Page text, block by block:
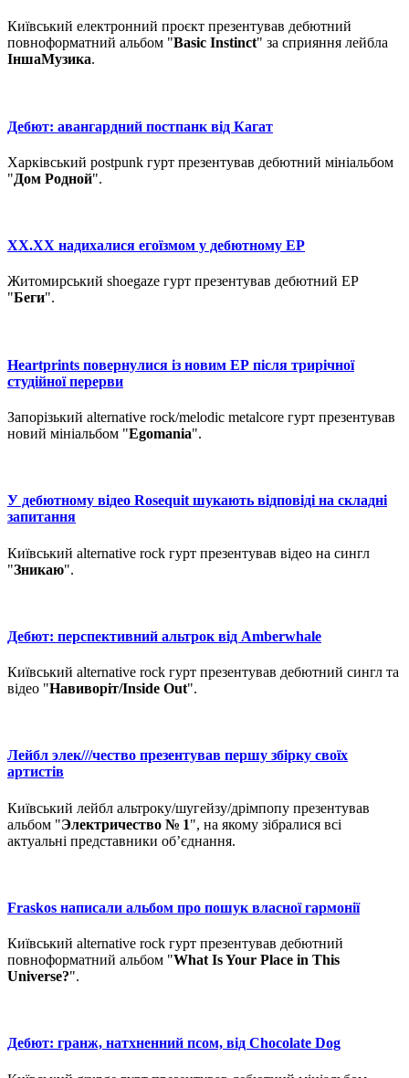
Київський електронний проєкт презентував дебютний
повноформатний альбом "Basic Instinct" за сприяння лейбла
ІншаМузика.
Дебют: авангардний постпанк від Кагат
Харківський postpunk гурт презентував дебютний мініальбом
"Дом Родной".
XX.XX надихалися егоїзмом у дебютному ЕР
Житомирський shoegaze гурт презентував дебютний ЕР
"Беги".
Heartprints повернулися із новим ЕР після трирічної
студійної перерви
Запорізький alternative rock/melodic metalcore гурт презентував
новий мініальбом "Egomania".
У дебютному відео Rosequit шукають відповіді на складні
запитання
Київський alternative rock гурт презентував відео на сингл
"Зникаю".
Дебют: перспективний альтрок від Amberwhale
Київський alternative rock гурт презентував дебютний сингл та
відео "Навиворіт/Inside Out".
Лейбл элек///чество презентував першу збірку своїх
артистів
Київський лейбл альтроку/шугейзу/дрімпопу презентував
альбом "Электричество № 1", на якому зібралися всі
актуальні представники об’єднання.
Fraskos написали альбом про пошук власної гармонії
Київський alternative rock гурт презентував дебютний
повноформатний альбом "What Is Your Place in This
Universe?".
Дебют: гранж, натхненний псом, від Chocolate Dog